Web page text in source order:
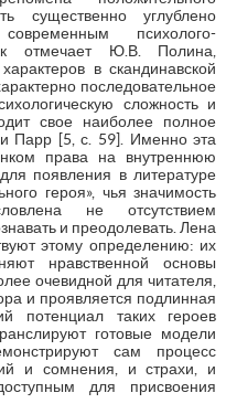
существенно углублено
психолого-
отмечает Ю.В. Полина,
в скандинавской
последовательное
сложность и
свое наиболее полное
Парр [5, с. 59]. Именно эта
права на внутреннюю
появления в литературе
героя», чья значимость
не отсутствием
и преодолевать. Лена
этому определению: их
нравственной основы
очевидной для читателя,
и проявляется подлинная
потенциал таких героев
готовые модели
сам процесс
и сомнения, и страхи, и
для присвоения